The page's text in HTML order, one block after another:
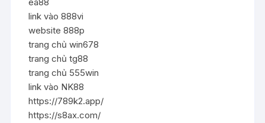
link vào 888vi
website 888p
trang chủ win678
trang chủ tg88
trang chủ 555win
link vào NK88
https://789k2.app/
https://s8ax.com/